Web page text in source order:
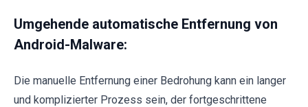
Umgehende automatische Entfernung von
Android-Malware:
Die manuelle Entfernung einer Bedrohung kann ein langer
und komplizierter Prozess sein, der fortgeschrittene